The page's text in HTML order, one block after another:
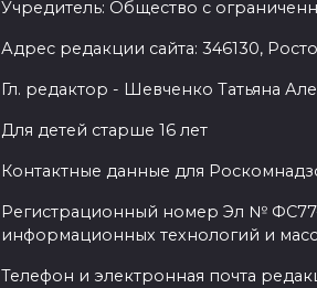
Учредитель: Общество с
Адрес редакции сайта: 346130,
Гл. редактор - Шевченко Татьяна
Для детей старше 16 лет
Контактные данные для
Регистрационный номер Эл №
информационных технологий и
Телефон и электронная почта